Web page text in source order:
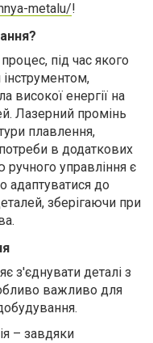
metalu/!
під час якого
високої енергії на
Лазерний промінь
плавлення,
в додаткових
управління є
адаптуватися до
зберігаючи при
з'єднувати деталі з
важливо для
– завдяки